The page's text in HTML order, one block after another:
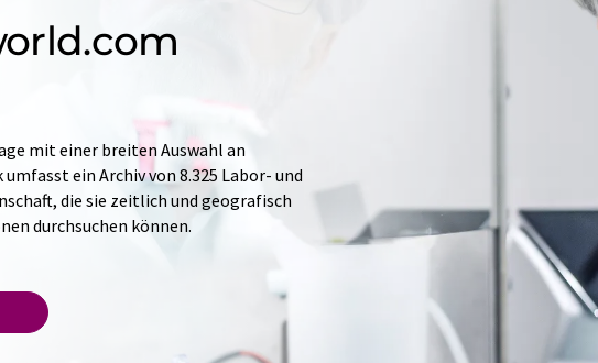
mit einer breiten Auswahl an
ein Archiv von 8.325 Labor- und
die sie zeitlich und geografisch
durchsuchen können.